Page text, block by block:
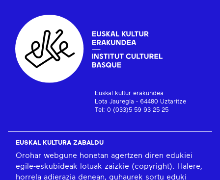
Euskal kultur erakundea
Lota Jauregia - 64480 Uztaritze
Tel: 0 (033)5 59 93 25 25
EUSKAL KULTURA ZABALDU
Orohar webgune honetan agertzen diren edukiei
egile-eskubideak lotuak zaizkie (copyright). Halere,
horrela adierazia denean, guhaurek sortu eduki